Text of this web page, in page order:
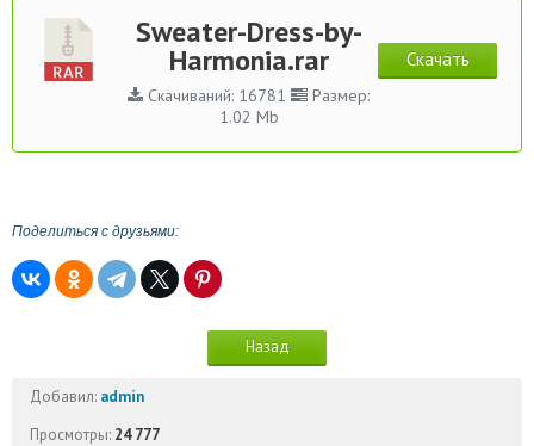
Sweater-Dress-by-
Harmonia.rar
Скачиваний: 16781
Размер:
1.02 Mb
Скачать
Поделиться с друзьями:
Назад
Добавил: admin
Просмотры: 24 777